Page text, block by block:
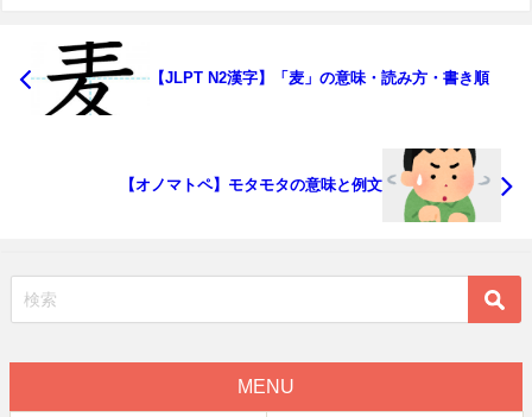
【JLPT N2漢字】「麦」の意味・読み方・書き順
【オノマトペ】モタモタの意味と例文
MENU